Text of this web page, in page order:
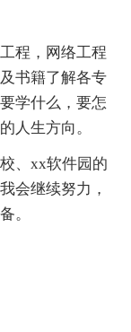
程，网络工程
书籍了解各专
学什么，要怎
人生方向。
、xx软件园的
会继续努力，
。